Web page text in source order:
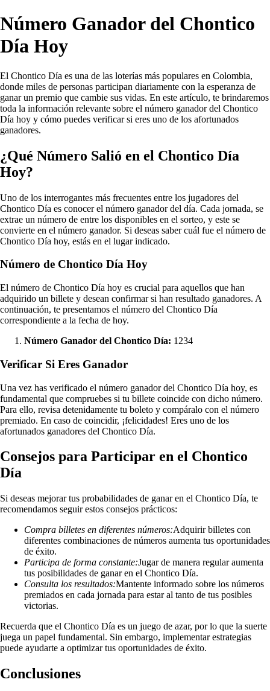
Número Ganador del Chontico
Día Hoy
El Chontico Día es una de las loterías más populares en Colombia,
donde miles de personas participan diariamente con la esperanza de
ganar un premio que cambie sus vidas. En este artículo, te brindaremos
toda la información relevante sobre el número ganador del Chontico
Día hoy y cómo puedes verificar si eres uno de los afortunados
ganadores.
¿Qué Número Salió en el Chontico Día
Hoy?
Uno de los interrogantes más frecuentes entre los jugadores del
Chontico Día es conocer el número ganador del día. Cada jornada, se
extrae un número de entre los disponibles en el sorteo, y este se
convierte en el número ganador. Si deseas saber cuál fue el número de
Chontico Día hoy, estás en el lugar indicado.
Número de Chontico Día Hoy
El número de Chontico Día hoy es crucial para aquellos que han
adquirido un billete y desean confirmar si han resultado ganadores. A
continuación, te presentamos el número del Chontico Día
correspondiente a la fecha de hoy.
Número Ganador del Chontico Día: 1234
Verificar Si Eres Ganador
Una vez has verificado el número ganador del Chontico Día hoy, es
fundamental que compruebes si tu billete coincide con dicho número.
Para ello, revisa detenidamente tu boleto y compáralo con el número
premiado. En caso de coincidir, ¡felicidades! Eres uno de los
afortunados ganadores del Chontico Día.
Consejos para Participar en el Chontico
Día
Si deseas mejorar tus probabilidades de ganar en el Chontico Día, te
recomendamos seguir estos consejos prácticos:
Compra billetes en diferentes números:Adquirir billetes con
diferentes combinaciones de números aumenta tus oportunidades
de éxito.
Participa de forma constante:Jugar de manera regular aumenta
tus posibilidades de ganar en el Chontico Día.
Consulta los resultados:Mantente informado sobre los números
premiados en cada jornada para estar al tanto de tus posibles
victorias.
Recuerda que el Chontico Día es un juego de azar, por lo que la suerte
juega un papel fundamental. Sin embargo, implementar estrategias
puede ayudarte a optimizar tus oportunidades de éxito.
Conclusiones